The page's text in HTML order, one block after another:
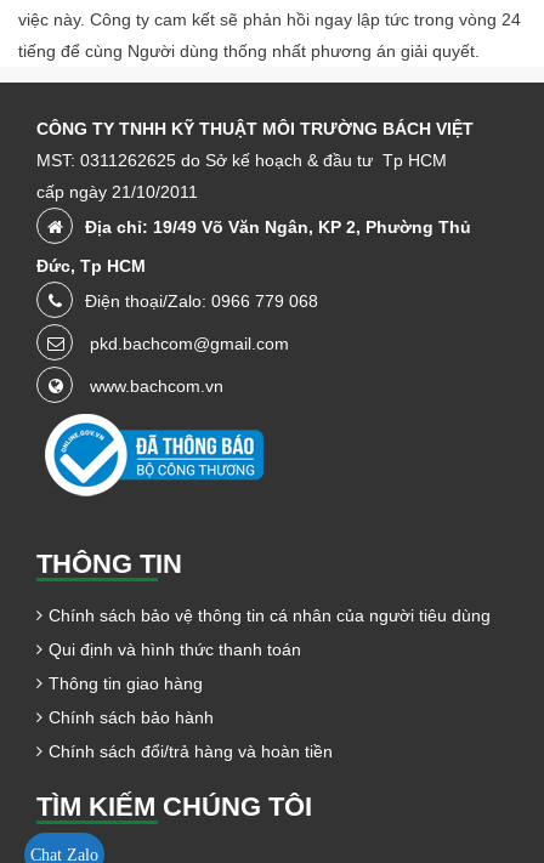
việc này. Công ty cam kết sẽ phản hồi ngay lập tức trong vòng 24
tiếng để cùng Người dùng thống nhất phương án giải quyết.
CÔNG TY TNHH KỸ THUẬT MÔI TRƯỜNG BÁCH VIỆT
MST: 0311262625 do Sở kế hoạch & đầu tư Tp HCM
cấp ngày 21/10/2011
Địa chỉ: 19/49 Võ Văn Ngân, KP 2, Phường Thủ
Đức, Tp HCM
Điện thoại/Zalo: 0966 779 068
pkd.bachcom@gmail.com
www.bachcom.vn
THÔNG TIN
Chính sách bảo vệ thông tin cá nhân của người tiêu dùng
Qui định và hình thức thanh toán
Thông tin giao hàng
Chính sách bảo hành
Chính sách đổi/trả hàng và hoàn tiền
TÌM KIẾM CHÚNG TÔI
Chat Zalo